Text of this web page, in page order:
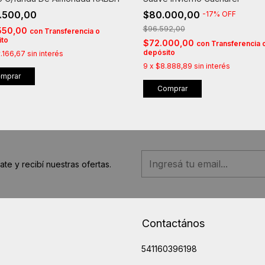
con Transferencia o
sin interés
$80.000,00 -17% OFF
$96.592,00
$72.000,00 con Transferencia
depósito
9 x $8.888,89 sin interés
Comprar
y recibí nuestras ofertas.
Contactános
541160396198